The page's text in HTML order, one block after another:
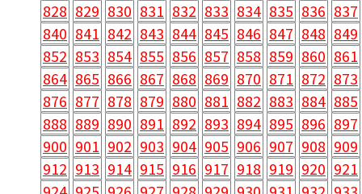
828 829 830 831 832 833 834 835 836 837
840 841 842 843 844 845 846 847 848 849
852 853 854 855 856 857 858 859 860 861
864 865 866 867 868 869 870 871 872 873
876 877 878 879 880 881 882 883 884 885
888 889 890 891 892 893 894 895 896 897
900 901 902 903 904 905 906 907 908 909
912 913 914 915 916 917 918 919 920 921